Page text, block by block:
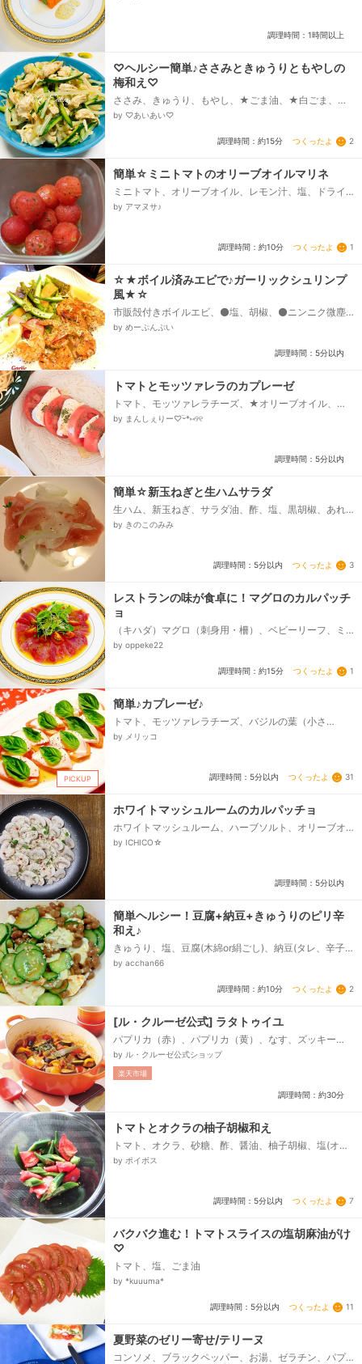
調理時間：1時間以上
♡ヘルシー簡単♪ささみときゅうりともやしの
梅和え♡
ささみ、きゅうり、もやし、★ごま油、★白ごま、★
ポン酢、★梅ぼし、★鶏がらスープの素
by ♡あいあい♡
調理時間：約15分 つくったよ 2
簡単☆ミニトマトのオリーブオイルマリネ
ミニトマト、オリーブオイル、レモン汁、塩、ドライ
バジル
by アマヌサ♪
調理時間：約10分 つくったよ 1
☆★ボイル済みエビで♪ガーリックシュリンプ
風★☆
市販殻付きボイルエビ、⚫️塩、胡椒、⚫️ニンニク微塵
切り、⚫️チューブおろしニンニク、⚫️麺つゆ4倍希釈タ
ックペッパー、あれば パプリカパウダー、パセリ微
塵切り（ドライ可)、※お好みでカットレモン...
by めーぷんぷい
調理時間：5分以内
トマトとモッツァレラのカプレーゼ
トマト、モッツァレラチーズ、★オリーブオイル、★
塩胡椒、パセリやバジル（あると映える）
by まんしぇりー♡ᵕ̈*⑅୨୧
調理時間：5分以内
簡単☆新玉ねぎと生ハムサラダ
生ハム、新玉ねぎ、サラダ油、酢、塩、黒胡椒、あれ
ばパセリみじん切り
by きのこのみみ
調理時間：5分以内 つくったよ 3
レストランの味が食卓に！マグロのカルパッチ
ョ
（キハダ）マグロ（刺身用・柵）、ベビーリーフ、ミ
ニトマト、玉ねぎ・ブロッコリースプラウト、★オリ
ンニク、★粗挽き黒胡椒・醤油、ハーブソルト・粗挽
by oppeke22
調理時間：約15分 つくったよ 1
PICKUP
簡単♪カプレーゼ♪
トマト、モッツァレラチーズ、バジルの葉（小さ
め）、オリーブオイル、塩、あらびき黒こしょう
by メリッコ
調理時間：5分以内 つくったよ 31
ホワイトマッシュルームのカルパッチョ
ホワイトマッシュルーム、ハーブソルト、オリーブオ
イル、粉チーズ、パセリやかいわれ大根、粒ピンクペ
by ICHICO☆
調理時間：5分以内
簡単ヘルシー！豆腐+納豆+きゅうりのピリ辛
和え♪
きゅうり、塩、豆腐(木綿or絹ごし)、納豆(タレ、辛子
付)、○ゴマ油、○豆板醤、○鶏ガラスープの素、白炒
by acchan66
調理時間：約10分 つくったよ 2
[ル・クルーゼ公式] ラタトゥイユ
パプリカ（赤）、パプリカ（黄）、なす、ズッキー
ニ、玉ねぎ、ニンニク、赤唐辛子、トマト、オリーブ
オイル、ローリエ、塩、こしょう、タイム（またはお
好みのハーブ）...
by ル・クルーゼ公式ショップ
楽天市場
調理時間：約30分
トマトとオクラの柚子胡椒和え
トマト、オクラ、砂糖、酢、醤油、柚子胡椒、塩(オク
ラ用)
by ポイボス
調理時間：5分以内 つくったよ 7
バクバク進む！トマトスライスの塩胡麻油がけ
♡
トマト、塩、ごま油
by *kuuuma*
調理時間：5分以内 つくったよ 11
夏野菜のゼリー寄せ/テリーヌ
コンソメ、ブラックペッパー、お湯、ゼラチン、パプ